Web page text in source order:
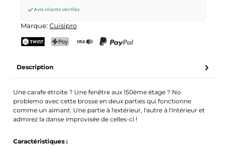
Envoyer la demande
commande avantvendredi, 17h
Avis clients vérifiés
Marque: Cuisipro
Description
Une carafe étroite ? Une fenêtre aux 150ème étage ? No
problemo avec cette brosse en deux parties qui fonctionne
comme un aimant. Une partie à l'extérieur, l'autre à l'intérieur et
admirez la danse improvisée de celles-ci !
Caractéristiques :